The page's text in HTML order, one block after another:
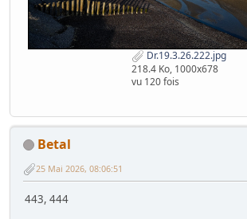
Dr.19.3.26.222.jpg
218.4 Ko, 1000x678
vu 120 fois
Betal
25 Mai 2026, 08:06:51
443, 444